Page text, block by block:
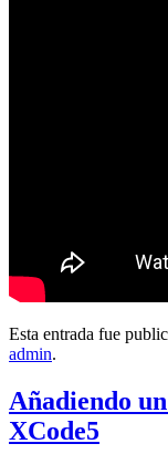
Esta entrada fue
admin.
Añadiendo
XCode5